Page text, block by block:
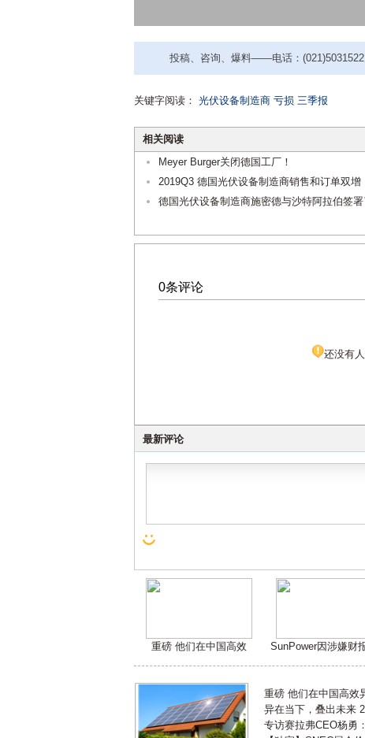
投稿、咨询、爆料——电话：
关键字阅读： 光伏设备制造商 亏损 三季报
相关阅读
Meyer Burger关闭德国工厂！
2019Q3 德国光伏设备制造商销售和订单双增
德国光伏设备制造商施密德与沙特阿拉伯签
0条评论
还没有
最新评论
重磅 他们在中国高效 SunPower因涉嫌财
重磅 他们在中国高效
异在当下，叠出未来
专访赛拉弗CEO杨勇